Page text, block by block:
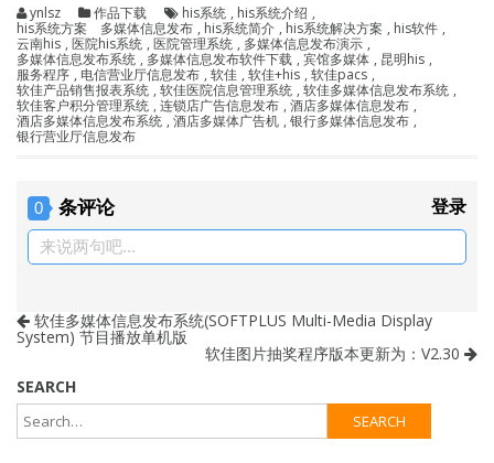
ynlsz 作品下载 his系统 , his系统介绍 ,
his系统方案 多媒体信息发布 , his系统简介 , his系统解决方案 , his软件 ,
云南his , 医院his系统 , 医院管理系统 , 多媒体信息发布演示 ,
多媒体信息发布系统 , 多媒体信息发布软件下载 , 宾馆多媒体 , 昆明his ,
服务程序 , 电信营业厅信息发布 , 软佳 , 软佳+his , 软佳pacs ,
软佳产品销售报表系统 , 软佳医院信息管理系统 , 软佳多媒体信息发布系统 ,
软佳客户积分管理系统 , 连锁店广告信息发布 , 酒店多媒体信息发布 ,
酒店多媒体信息发布系统 , 酒店多媒体广告机 , 银行多媒体信息发布 ,
银行营业厅信息发布
0 条评论 登录
来说两句吧...
软佳多媒体信息发布系统(SOFTPLUS Multi-Media Display
System) 节目播放单机版
软佳图片抽奖程序版本更新为：V2.30
SEARCH